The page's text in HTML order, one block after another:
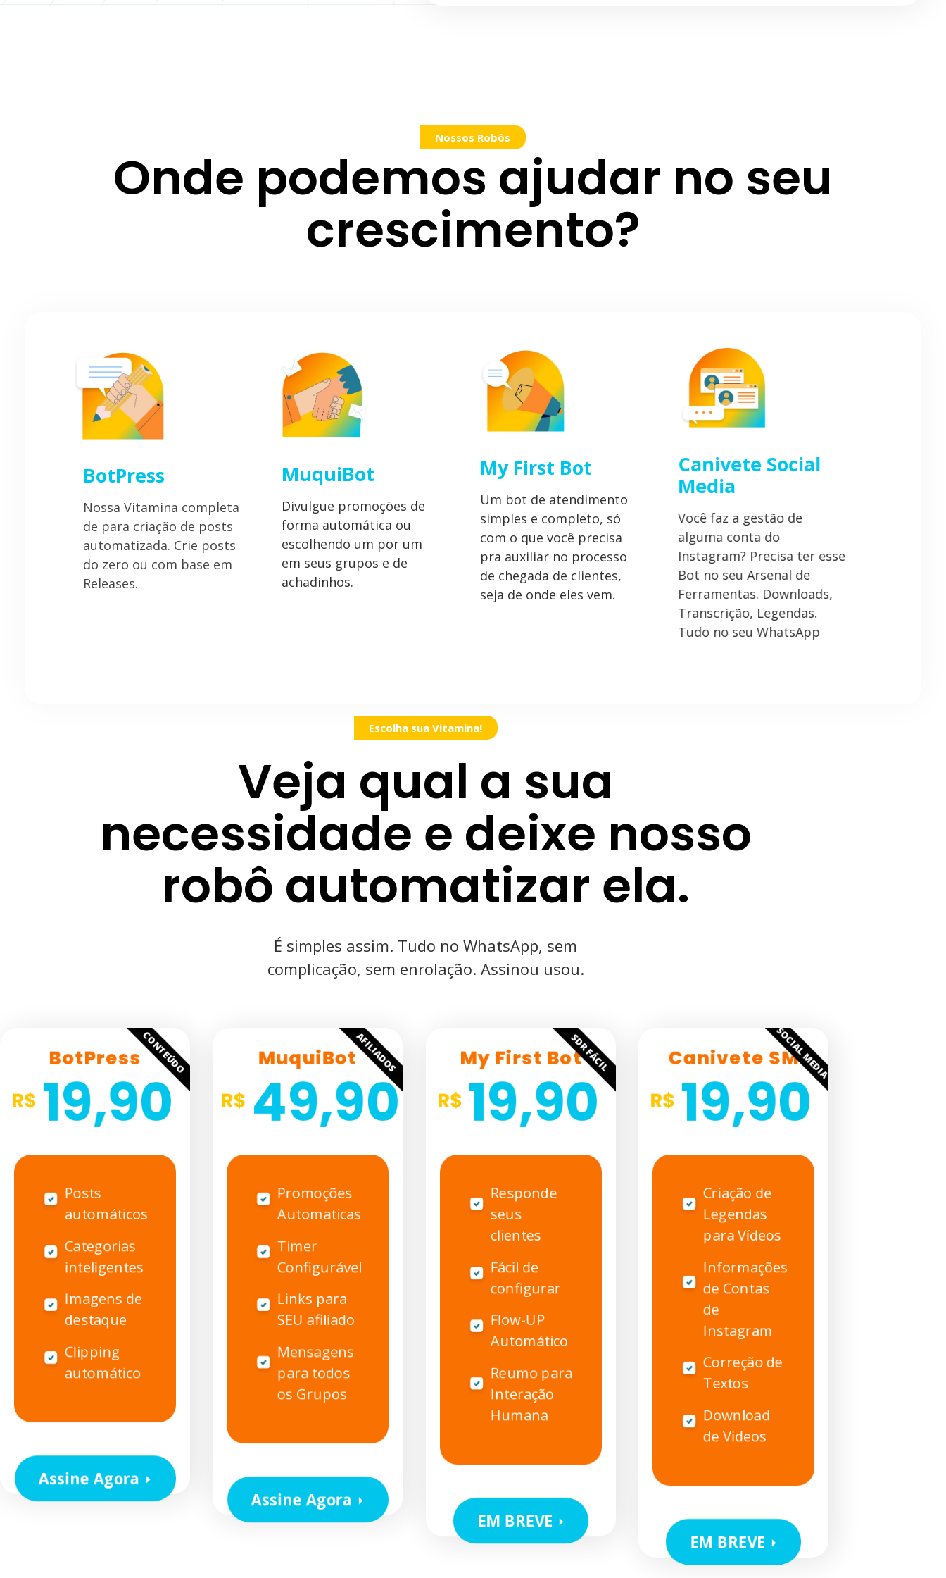
Nossos Robôs
Onde podemos ajudar no seu
crescimento?
BotPress
Nossa Vitamina completa
de para criação de posts
automatizada. Crie posts
do zero ou com base em
Releases.
MuquiBot
Divulgue promoções de
forma automática ou
escolhendo um por um
em seus grupos e de
achadinhos.
My First Bot
Um bot de atendimento
simples e completo, só
com o que você precisa
pra auxiliar no processo
de chegada de clientes,
seja de onde eles vem.
Canivete Social
Media
Você faz a gestão de
alguma conta do
Instagram? Precisa ter esse
Bot no seu Arsenal de
Ferramentas. Downloads,
Transcrição, Legendas.
Tudo no seu WhatsApp
Escolha sua Vitamina!
Veja qual a sua
necessidade e deixe nosso
robô automatizar ela.
É simples assim. Tudo no WhatsApp, sem
complicação, sem enrolação. Assinou usou.
BotPressCONTEÚDO
19,90
Posts
automáticos
Categorias
inteligentes
Imagens de
destaque
Clipping
automático
Assine Agora
MuquiBotAFILIADOS
49,90
Promoções
Automaticas
Timer
Configurável
Links para
SEU afiliado
Mensagens
para todos
os Grupos
Assine Agora
My First BotSDR FÁCIL
19,90
Responde
seus
clientes
Fácil de
configurar
Flow-UP
Automático
Reumo para
Interação
Humana
EM BREVE
Canivete SMSOCIAL MEDIA
19,90
Criação de
Legendas
para Vídeos
Informações
de Contas
de
Instagram
Correção de
Textos
Download
de Videos
EM BREVE